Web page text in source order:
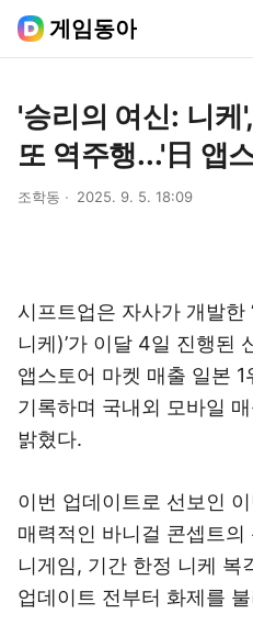
게임동아
'승리의 여신: 니케
또 역주행...'日 앱
조학동 2025. 9. 5. 18:09
시프트업은 자사가 개발한
니케)’가 이달 4일 진행된
앱스토어 마켓 매출 일본
기록하며 국내외 모바일
밝혔다.
이번 업데이트로 선보인
매력적인 바니걸 콘셉트의
니게임, 기간 한정 니케 복
업데이트 전부터 화제를